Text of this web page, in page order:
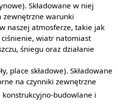
Składowane w niej
zewnętrzne warunki
naszej atmosferze, takie jak
wiatr natomiast
śniegu oraz działanie
place składowe). Składowane
na czynniki zewnętrzne
budowlane i